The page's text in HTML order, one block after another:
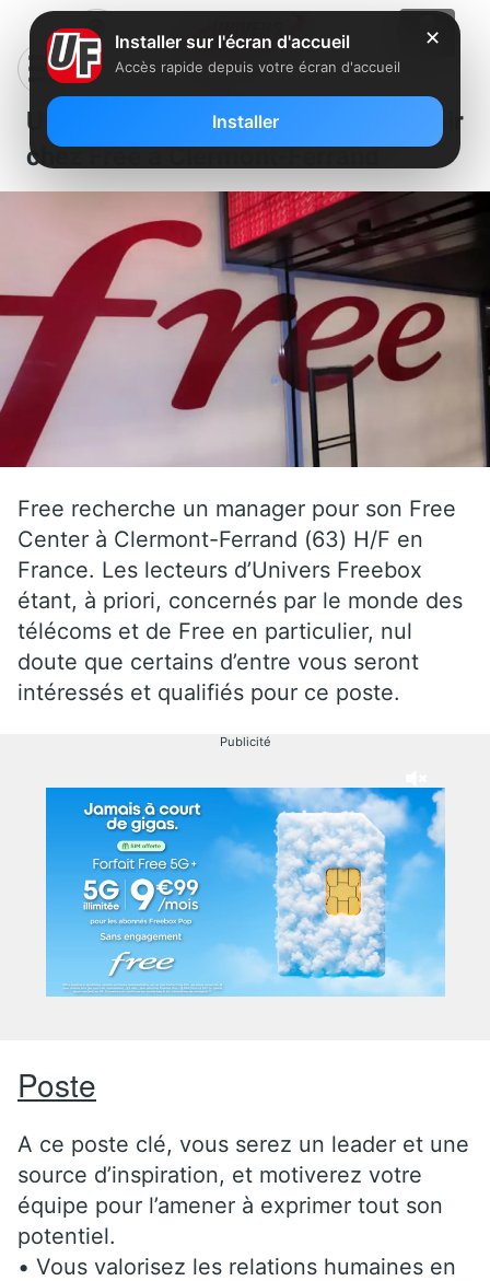
Un poste de manager est à pourvoir
chez Free à Clermont-Ferrand
Free recherche un manager pour son Free
Center à Clermont-Ferrand (63) H/F en
France. Les lecteurs d’Univers Freebox
étant, à priori, concernés par le monde des
télécoms et de Free en particulier, nul
doute que certains d’entre vous seront
intéressés et qualifiés pour ce poste.
Publicité
Poste
A ce poste clé, vous serez un leader et une
source d’inspiration, et motiverez votre
équipe pour l’amener à exprimer tout son
potentiel.
• Vous valorisez les relations humaines en
✕
Installer sur l'écran d'accueil
Accès rapide depuis votre écran d'accueil
Installer